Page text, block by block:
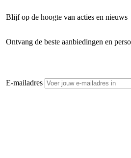
Blijf op de hoogte van acties en nieuws
Ontvang de beste aanbiedingen en
E-mailadres